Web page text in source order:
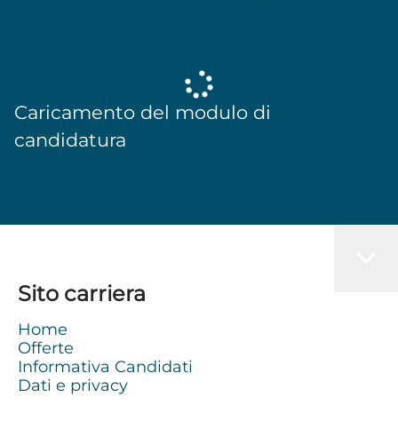
Caricamento del modulo di
candidatura
Sito carriera
Home
Offerte
Informativa Candidati
Dati e privacy